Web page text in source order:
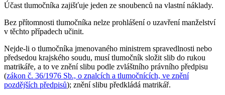
Účast tlumočníka zajišťuje jeden ze snoubenců na vlastní náklady.
Bez přítomnosti tlumočníka nelze prohlášení o uzavření manželství
v těchto případech učinit.
Nejde-li o tlumočníka jmenovaného ministrem spravedlnosti nebo
předsedou krajského soudu, musí tlumočník složit slib do rukou
matrikáře, a to ve znění slibu podle zvláštního právního předpisu
(zákon č. 36/1976 Sb., o znalcích a tlumočnících, ve znění
pozdějších předpisů); znění slibu předkládá matrikář.